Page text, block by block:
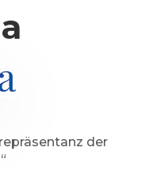
der